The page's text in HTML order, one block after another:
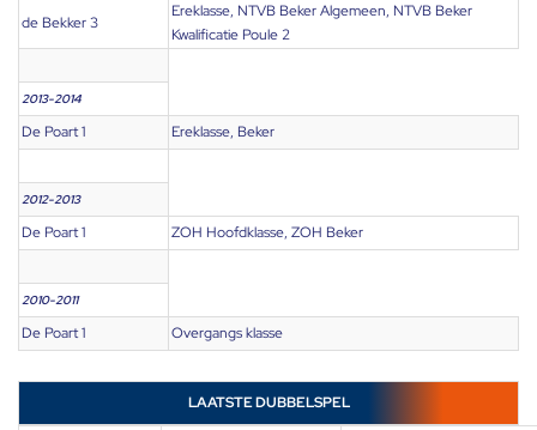
de Bekker 3
Ereklasse, NTVB Beker Algemeen, NTVB Beker
Kwalificatie Poule 2
2013-2014
De Poart 1 Ereklasse, Beker
2012-2013
De Poart 1 ZOH Hoofdklasse, ZOH Beker
2010-2011
De Poart 1 Overgangs klasse
LAATSTE DUBBELSPEL